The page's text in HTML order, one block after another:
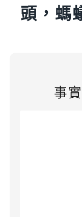
頭，螞
事